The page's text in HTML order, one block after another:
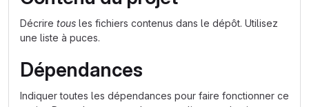
Décrire tous les fichiers contenus dans le dépôt. Utilisez
une liste à puces.
Dépendances
Indiquer toutes les dépendances pour faire fonctionner ce